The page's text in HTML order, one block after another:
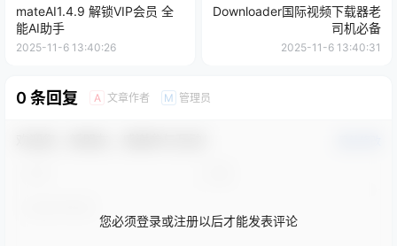
mateAI1.4.9 解锁VIP会员 全
能AI助手
2025-11-6 13:40:26
Downloader国际视频下载器老
司机必备
2025-11-6 13:40:31
0 条回复 A 文章作者 M 管理员
您必须登录或注册以后才能发表评论